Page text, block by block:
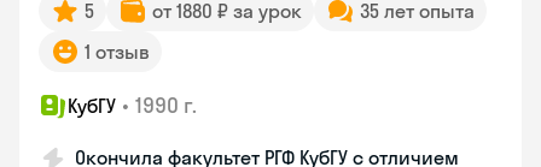
5 от 1880 ₽ за урок
35 лет опыта
1 отзыв
КубГУ • 1990 г.
Окончила факультет РГФ КубГУ с отличием